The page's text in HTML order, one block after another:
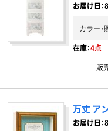
お届け日：
カラー
在庫：4点
販
万丈 ア
お届け日：